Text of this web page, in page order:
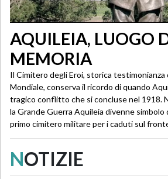
AQUILEIA, LUOGO
MEMORIA
Il Cimitero degli Eroi, storica testimonianza
Mondiale, conserva il ricordo di quando
tragico conflitto che si concluse nel 1918.
la Grande Guerra Aquileia divenne simbolo
primo cimitero militare per i caduti sul
NOTIZIE